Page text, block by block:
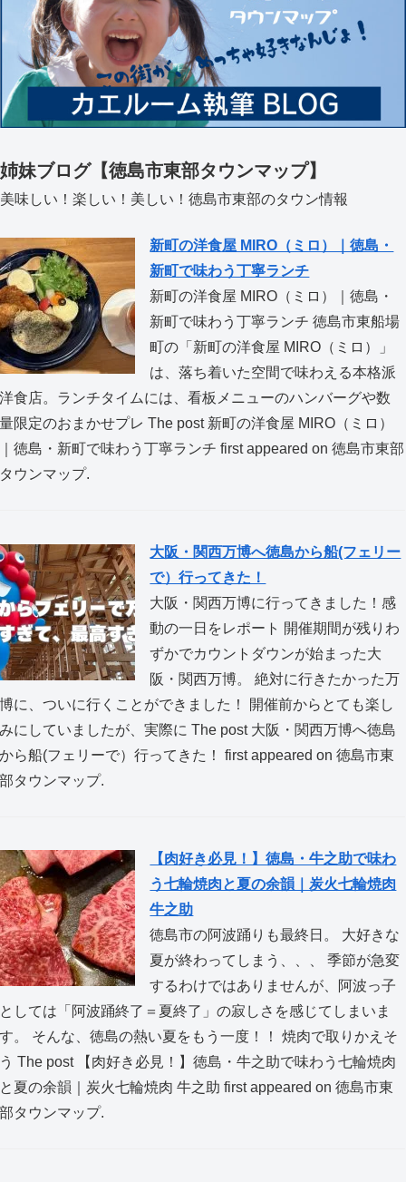
姉妹ブログ【徳島市東部タウンマップ】
美味しい！楽しい！美しい！徳島市東部のタウン情報
新町の洋食屋 MIRO（ミロ）｜徳島・
新町で味わう丁寧ランチ
新町の洋食屋 MIRO（ミロ）｜徳島・
新町で味わう丁寧ランチ 徳島市東船場
町の「新町の洋食屋 MIRO（ミロ）」
は、落ち着いた空間で味わえる本格派
洋食店。ランチタイムには、看板メニューのハンバーグや数
量限定のおまかせプレ The post 新町の洋食屋 MIRO（ミロ）
｜徳島・新町で味わう丁寧ランチ first appeared on 徳島市東部
タウンマップ.
大阪・関西万博へ徳島から船(フェリー
で）行ってきた！
大阪・関西万博に行ってきました！感
動の一日をレポート 開催期間が残りわ
ずかでカウントダウンが始まった大
阪・関西万博。 絶対に行きたかった万
博に、ついに行くことができました！ 開催前からとても楽し
みにしていましたが、実際に The post 大阪・関西万博へ徳島
から船(フェリーで）行ってきた！ first appeared on 徳島市東
部タウンマップ.
【肉好き必見！】徳島・牛之助で味わ
う七輪焼肉と夏の余韻｜炭火七輪焼肉
牛之助
徳島市の阿波踊りも最終日。 大好きな
夏が終わってしまう、、、 季節が急変
するわけではありませんが、阿波っ子
としては「阿波踊終了＝夏終了」の寂しさを感じてしまいま
す。 そんな、徳島の熱い夏をもう一度！！ 焼肉で取りかえそ
う The post 【肉好き必見！】徳島・牛之助で味わう七輪焼肉
と夏の余韻｜炭火七輪焼肉 牛之助 first appeared on 徳島市東
部タウンマップ.